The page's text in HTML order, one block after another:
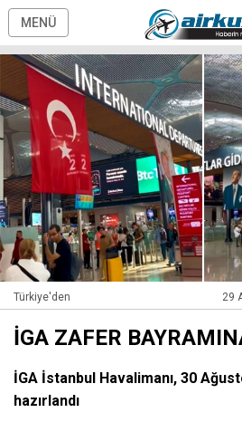
MENÜ
Türkiye'den 29
İGA ZAFER
İGA İstanbul Havalimanı, 30
hazırlandı